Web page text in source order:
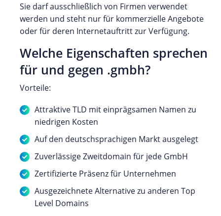
Sie darf ausschließlich von Firmen verwendet
werden und steht nur für kommerzielle Angebote
oder für deren Internetauftritt zur Verfügung.
Welche Eigenschaften sprechen
für und gegen .gmbh?
Vorteile:
Attraktive TLD mit einprägsamen Namen zu
niedrigen Kosten
Auf den deutschsprachigen Markt ausgelegt
Zuverlässige Zweitdomain für jede GmbH
Zertifizierte Präsenz für Unternehmen
Ausgezeichnete Alternative zu anderen Top
Level Domains